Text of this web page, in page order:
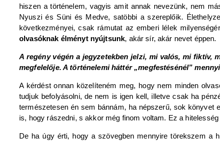
hiszen a történelem, vagyis amit annak nevezünk, nem
Nyuszi és Süni és Medve, satöbbi a szereplőik.
következményei, csak rámutat az emberi lélek
olvasóknak élményt nyújtsunk, akár sír, akár nevet éppen.
A regény végén a jegyzetekben jelzi, mi valós, mi fiktív,
megfelelője. A történelemi háttér „megfestésénél”
A kérdést onnan közelíteném meg, hogy nem minden
tudjuk befolyásolni, de nem is igen kell, illetve csak ha
természetesen én sem bánnám, ha népszerű, sok könyvet
is, hogy rászedni, s akkor még finom voltam. Ez a
De ha úgy érti, hogy a szövegben mennyire törekszem a